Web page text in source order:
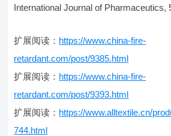
International Journal of Pharmaceutics,
扩展阅读： https://www.china-fire-
retardant.com/post/9385.html
扩展阅读： https://www.china-fire-
retardant.com/post/9393.html
扩展阅读： https://www.alltextile.cn/
744.html